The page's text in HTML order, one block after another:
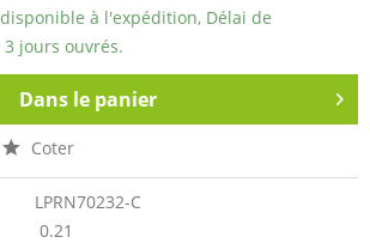
à l'expédition, Délai de
jours ouvrés.
Dans le panier
Coter
LPRN70232-C
0.21